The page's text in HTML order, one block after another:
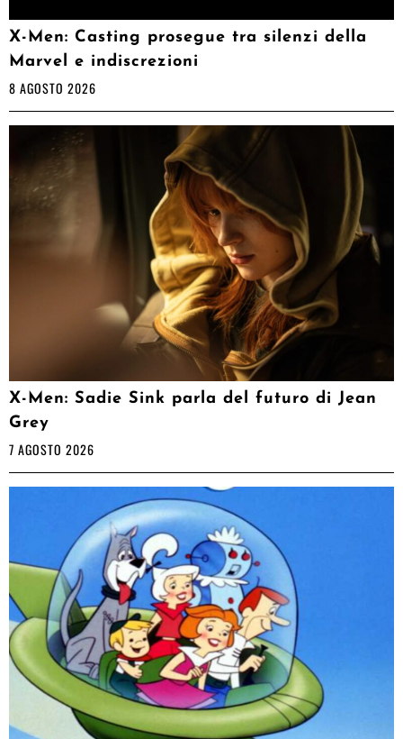
X-Men: Casting prosegue tra silenzi della
Marvel e indiscrezioni
8 AGOSTO 2026
X-Men: Sadie Sink parla del futuro di Jean
Grey
7 AGOSTO 2026